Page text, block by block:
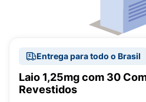
Entrega para todo o Brasil
Laio 1,25mg com 30
Revestidos